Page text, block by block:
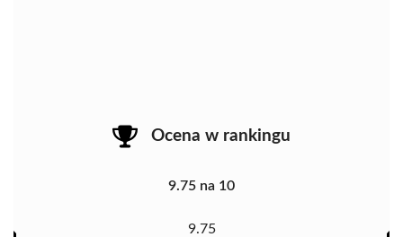
Ocena w rankingu
9.75 na 10
9.75